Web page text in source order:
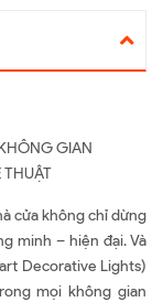
GIAN
THUẬT
cửa không chỉ dừng
minh – hiện đại. Và
Decorative Lights)
mọi không gian